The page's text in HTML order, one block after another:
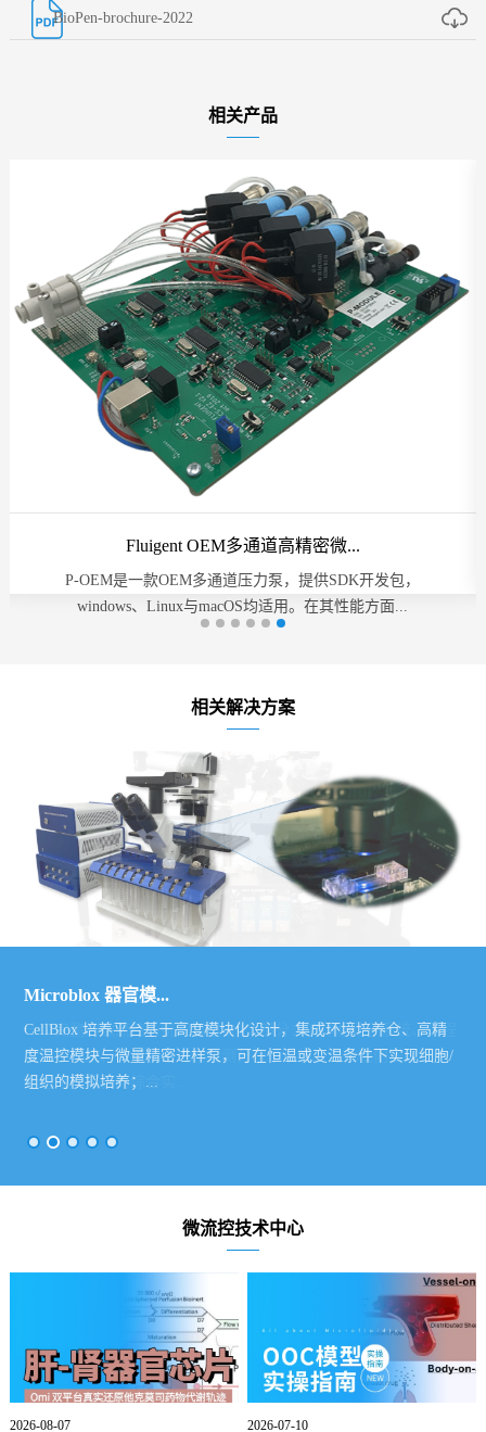
BioPen-brochure-2022
相关产品
Fluigent单手操作高精密微流控压...
Flow EZ是一款便携、紧凑的组合式压力泵，单手旋钮操作不仅
节省实验台空间，更让您可以专注于您的实验，...
相关解决方案
微滴制备系统
微滴制备，要点有三：稳定的压力输出、精确的流量控制和合适
的芯片设计。为此我们找到了可能是最棒的压力泵和流量计，并
代理了不同进口厂家的...
Microblox 微流控...
一个完整的微流控系统应该包含4个部分：流体驱动子系统、过程
监控子系统、微流控芯片和检测分析子系统。为此我们搭建了一
套通用性较强的综合实...
Microblox 器官模...
CellBlox 培养平台基于高度模块化设计，集成环境培养仓、高精
度温控模块与微量精密进样泵，可在恒温或变温条件下实现细胞/
组织的模拟培养；...
PLGA纳米颗粒...
此微流控PLGA制备系统，采用乙酸乙酯作为溶剂，可制备出直径
在15-50μm之间的PLGA微粒，微粒直径可控，且所制备微粒具有
出色的单分散...
PDMS芯片加工...
Microblox 微流控芯片加工系统EasyPDMS 是一款专为科研实验室
设计的 高效、精准、模块化 PDMS 微流控芯片制造平台。它能够
大幅提升...
微滴制备系统
微滴制备，要点有三：稳定的压力输出、精确的流量控制和合适
的芯片设计。为此我们找到了可能是最棒的压力泵和流量计，并
代理了不同进口厂家的...
Microblox 微流控...
一个完整的微流控系统应该包含4个部分：流体驱动子系统、过程
监控子系统、微流控芯片和检测分析子系统。为此我们搭建了一
套通用性较强的综合实...
微流控技术中心
2026-08-07 2026-07-10